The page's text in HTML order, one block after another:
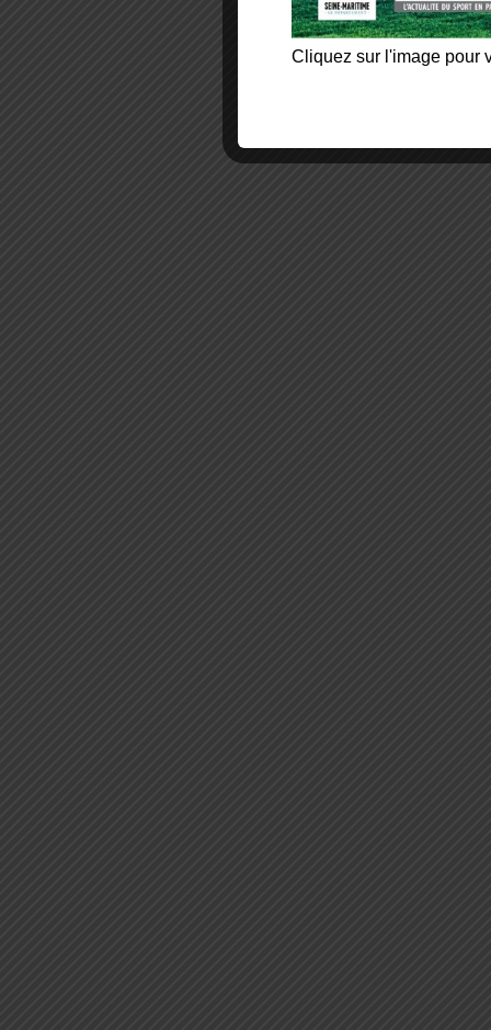
Cliquez sur l'image pour